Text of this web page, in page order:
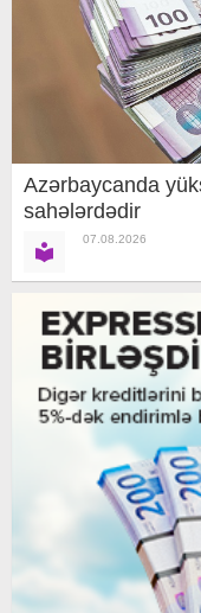
Azərbaycanda
sahələrdədir
07.08.2026